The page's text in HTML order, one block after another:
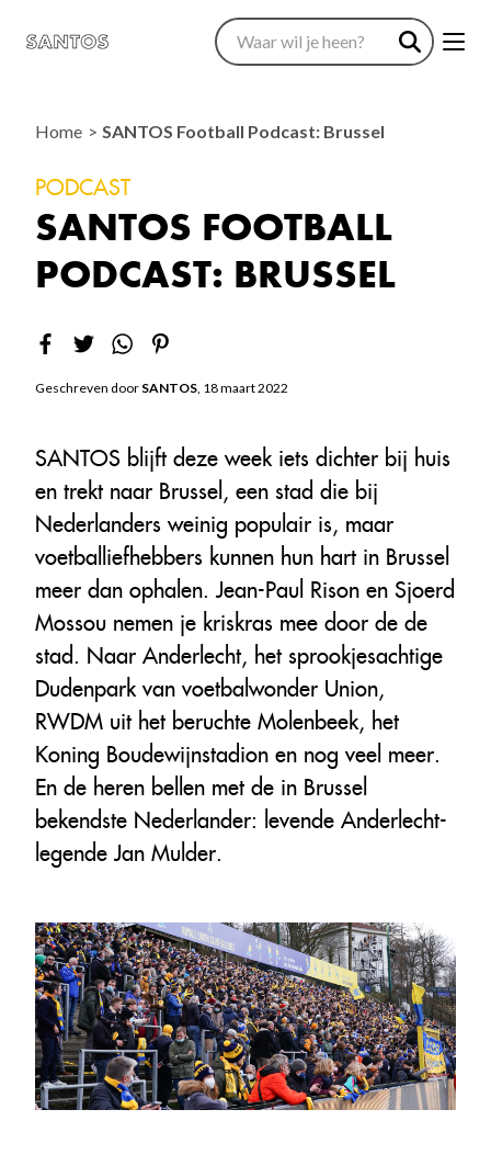
Home SANTOS Football Podcast: Brussel
PODCAST
SANTOS FOOTBALL
PODCAST: BRUSSEL
Geschreven door SANTOS, 18 maart 2022
SANTOS blijft deze week iets dichter bij huis
en trekt naar Brussel, een stad die bij
Nederlanders weinig populair is, maar
voetballiefhebbers kunnen hun hart in Brussel
meer dan ophalen. Jean-Paul Rison en Sjoerd
Mossou nemen je kriskras mee door de de
stad. Naar Anderlecht, het sprookjesachtige
Dudenpark van voetbalwonder Union,
RWDM uit het beruchte Molenbeek, het
Koning Boudewijnstadion en nog veel meer.
En de heren bellen met de in Brussel
bekendste Nederlander: levende Anderlecht-
legende Jan Mulder.